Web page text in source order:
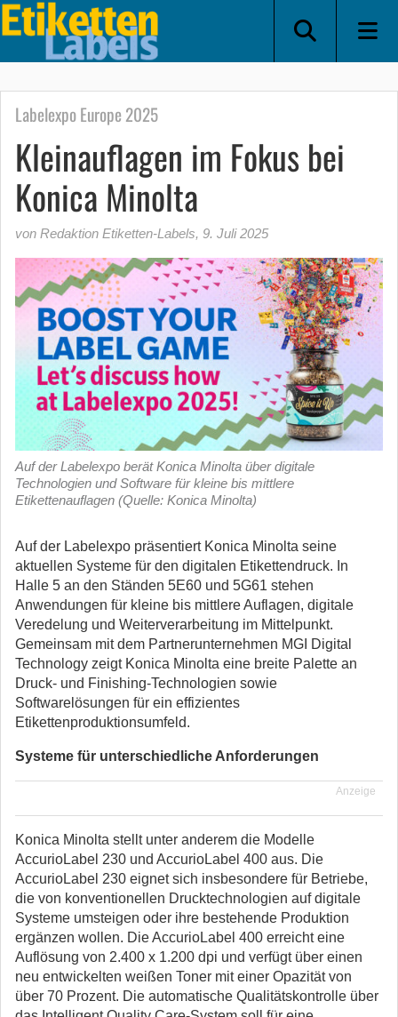
Labelexpo Europe 2025
Kleinauflagen im Fokus bei
Konica Minolta
von Redaktion Etiketten-Labels, 9. Juli 2025
Auf der Labelexpo berät Konica Minolta über digitale
Technologien und Software für kleine bis mittlere
Etikettenauflagen (Quelle: Konica Minolta)
Auf der Labelexpo präsentiert Konica Minolta seine
aktuellen Systeme für den digitalen Etikettendruck. In
Halle 5 an den Ständen 5E60 und 5G61 stehen
Anwendungen für kleine bis mittlere Auflagen, digitale
Veredelung und Weiterverarbeitung im Mittelpunkt.
Gemeinsam mit dem Partnerunternehmen MGI Digital
Technology zeigt Konica Minolta eine breite Palette an
Druck- und Finishing-Technologien sowie
Softwarelösungen für ein effizientes
Etikettenproduktionsumfeld.
Systeme für unterschiedliche Anforderungen
Anzeige
Konica Minolta stellt unter anderem die Modelle
AccurioLabel 230 und AccurioLabel 400 aus. Die
AccurioLabel 230 eignet sich insbesondere für Betriebe,
die von konventionellen Drucktechnologien auf digitale
Systeme umsteigen oder ihre bestehende Produktion
ergänzen wollen. Die AccurioLabel 400 erreicht eine
Auflösung von 2.400 x 1.200 dpi und verfügt über einen
neu entwickelten weißen Toner mit einer Opazität von
über 70 Prozent. Die automatische Qualitätskontrolle über